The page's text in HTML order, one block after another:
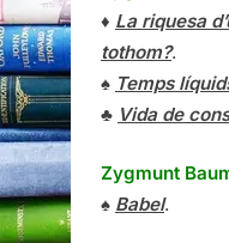
♦ La riquesa
tothom?.
♠ Temps
♣ Vida de
Zygmunt
♠ Babel.